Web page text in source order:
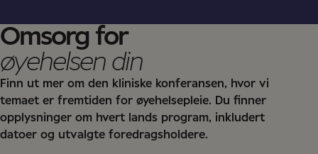
Omsorg for
øyehelsen din
Finn ut mer om den kliniske konferansen, hvor vi
temaet er fremtiden for øyehelsepleie. Du finner
opplysninger om hvert lands program, inkludert
datoer og utvalgte foredragsholdere.